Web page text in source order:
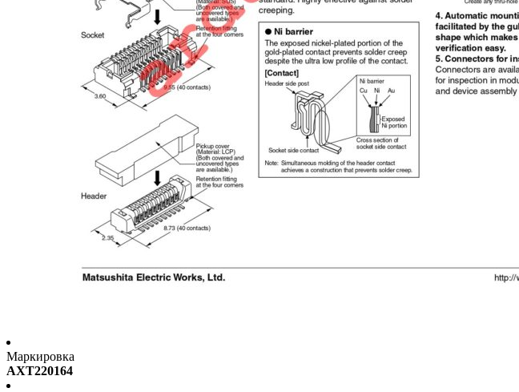
Маркировка
AXT220164